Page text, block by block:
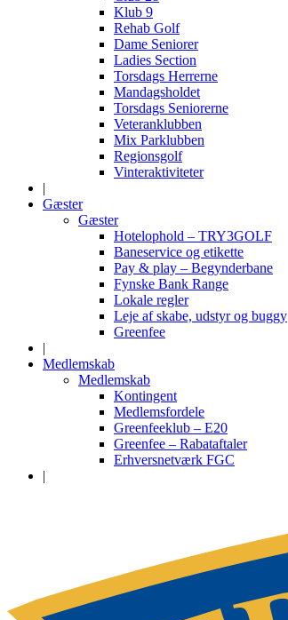
Klub 9
Rehab Golf
Dame Seniorer
Ladies Section
Torsdags Herrerne
Mandagsholdet
Torsdags Seniorerne
Veteranklubben
Mix Parklubben
Regionsgolf
Vinteraktiviteter
|
Gæster
Gæster
Hotelophold – TRY3GOLF
Baneservice og etikette
Pay & play – Begynderbane
Fynske Bank Range
Lokale regler
Leje af skabe, udstyr og buggy
Greenfee
|
Medlemskab
Medlemskab
Kontingent
Medlemsfordele
Greenfeeklub – E20
Greenfee – Rabataftaler
Erhversnetværk FGC
|